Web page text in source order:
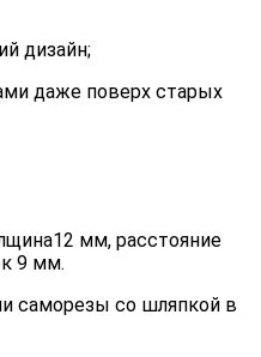
дизайн;
даже поверх старых
мм, расстояние
9 мм.
саморезы со шляпкой в